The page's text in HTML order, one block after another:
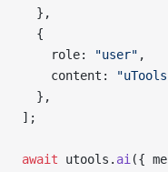
  },
  {
    role:
"user" ,
    content:
"uTools
  },
];
await utools. ai ({